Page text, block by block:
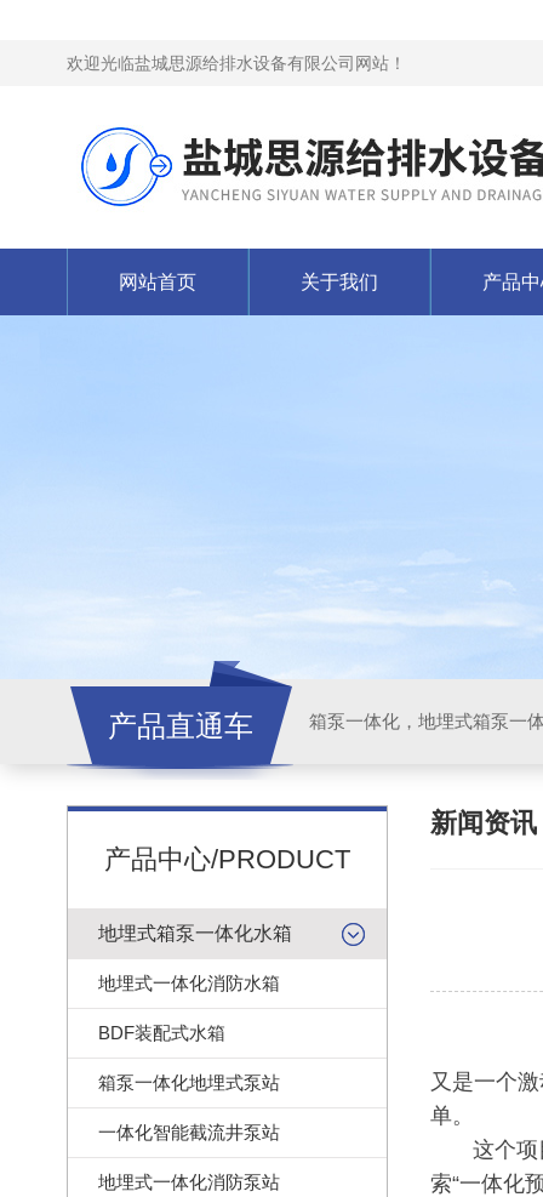
欢迎光临盐城思源给排水设备有限公司网站！
网站首页 关于我们 产品
产品直通车
产品中心/PRODUCT
地埋式箱泵一体化水箱
地埋式一体化消防水箱
BDF装配式水箱
箱泵一体化地埋式泵站
一体化智能截流井泵站
地埋式一体化消防泵站
新闻资讯
又是一个
单。
这个项目
索“一体化